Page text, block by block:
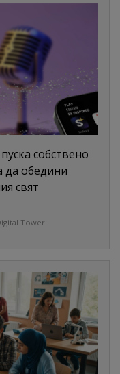
собствено
да обедини
свят
Tower